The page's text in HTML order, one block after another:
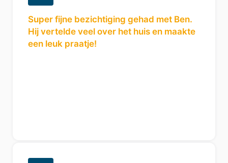
Super fijne bezichtiging gehad met Ben.
Hij vertelde veel over het huis en maakte
een leuk praatje!